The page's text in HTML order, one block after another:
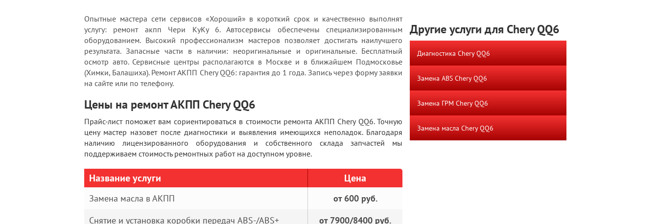
Опытные мастера сети сервисов «Хороший» в короткий срок и качественно выполнят
услугу: ремонт акпп Чери КуКу 6. Автосервисы обеспечены специализированным
оборудованием. Высокий профессионализм мастеров позволяет достигать наилучшего
результата. Запасные части в наличии: неоригинальные и оригинальные. Бесплатный
осмотр авто. Сервисные центры располагаются в Москве и в ближайшем Подмосковье
(Химки, Балашиха). Ремонт АКПП Chery QQ6: гарантия до 1 года. Запись через форму заявки
на сайте или по телефону.
Цены на ремонт АКПП Chery QQ6
Прайс-лист поможет вам сориентироваться в стоимости ремонта АКПП Chery QQ6. Точную
цену мастер назовет после диагностики и выявления имеющихся неполадок. Благодаря
наличию лицензированного оборудования и собственного склада запчастей мы
поддерживаем стоимость ремонтных работ на доступном уровне.
Название услуги Цена
Замена масла в АКПП
от 600 руб.
Снятие и установка коробки передач ABS-/ABS+
от 7900/8400 руб.
Другие услуги для Chery QQ6
Диагностика Chery QQ6
Замена ABS Chery QQ6
Замена ГРМ Chery QQ6
Замена масла Chery QQ6